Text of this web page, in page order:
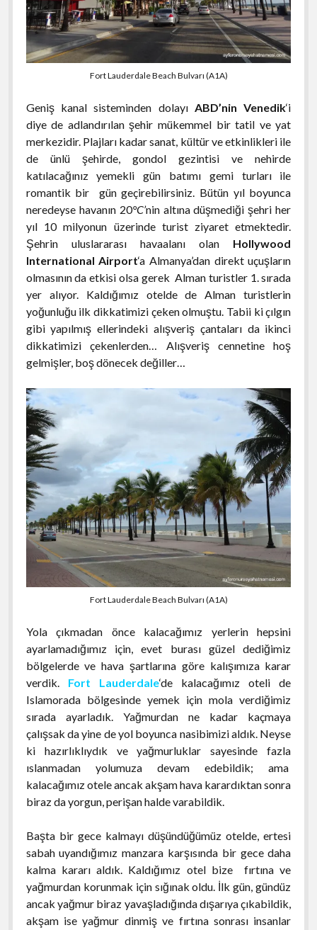
Destin Gezisi
Everglades National Park Gezisi
Fort Lauderdale Gezi Rehberi
Fort Myers Gezisi
Key West Gezi Rehberi
Miami Gezi ve Seyahat Rehberi
Miami’deki Festivaller
Naples Gezisi
Panama City Beach Gezi Notları
Saint Augustine Gezi Notları
Sanibel Island Gezisi
2014 Cherohala Skyway Gezisi
Asheville Gezi Notları
Cherokee Gezisi
Raleigh-Durham-Chapel Hill Gezisi
Las Vegas Gezi Rehberi
NEW JERSEY menüyü
aç
New Jersey Gezi ve Yaşam Rehberi
NEW YORK menüyü
New York City Gezi Rehberi
S. CAROLİNA menüyü
aç
Greenville Gezisi
Hilton Head Island
2013 Deals Gap Gezisi
2014 Memphis Gezisi
Chattanooga Gezisi
Gatlinburg Gezisi
Jack Daniels Gezisi
Nashville Gezisi
Memphis Gezi Rehberi
TEXAS menüyü
aç
Austin Gezisi
Dallas Gezisi
Houston Gezi Notları
WASHINGTON menüyü
aç
Seattle Gezi Rehberi
WASHINGTON DC
menüyü
aç
Washington DC Gezi Rehberi
Playa del Carmen
Puebla
Queretaro
San Blas
San Cristobal de las Casas
Tequila
Tulum
Tula – Pachuca
Pok-A-Tok
Atina Akropolisi
Akropolis Müzesi
Elafonisos Adası
Epidavros Gezisi
Monemvasia Gezisi
Edessa
Evia Adası
Ioannina (Yanya)
Meteora Gezisi
Parga
Selanik
Yunanistan Yaşam
Yunan Mutfağı
Yunanistan Motosiklet Rotaları
Yunanistan Türkiye Araçla Feribot Geçişi
Fort Lauderdale Beach Bulvarı (A1A)
Geniş kanal sisteminden dolayıABD’nin Venedik‘i
diye de adlandırılan şehir mükemmel bir tatil ve yat
merkezidir. Plajları kadar sanat, kültür ve etkinlikleri ile
de ünlü şehirde, gondol gezintisi ve nehirde
katılacağınız yemekli gün batımı gemi turları ile
romantik bir gün geçirebilirsiniz. Bütün yıl boyunca
neredeyse havanın 20°C’nin altına düşmediği şehri her
yıl 10 milyonun üzerinde turist ziyaret etmektedir.
Şehrin uluslararası havaalanı olan Hollywood
International Airport‘a Almanya’dan direkt uçuşların
olmasının da etkisi olsa gerek Alman turistler 1. sırada
yer alıyor. Kaldığımız otelde de Alman turistlerin
yoğunluğu ilk dikkatimizi çeken olmuştu. Tabii ki çılgın
gibi yapılmış ellerindeki alışveriş çantaları da ikinci
dikkatimizi çekenlerden… Alışveriş cennetine hoş
gelmişler, boş dönecek değiller…
Fort Lauderdale Beach Bulvarı (A1A)
Yola çıkmadan önce kalacağımız yerlerin hepsini
ayarlamadığımız için, evet burası güzel dediğimiz
bölgelerde ve hava şartlarına göre kalışımıza karar
verdik.Fort Lauderdale‘de kalacağımız oteli de
Islamorada bölgesinde yemek için mola verdiğimiz
sırada ayarladık. Yağmurdan ne kadar kaçmaya
çalışsak da yine de yol boyunca nasibimizi aldık. Neyse
ki hazırlıklıydık ve yağmurluklar sayesinde fazla
ıslanmadan yolumuza devam edebildik; ama
kalacağımız otele ancak akşam hava karardıktan sonra
biraz da yorgun, perişan halde varabildik.
Başta bir gece kalmayı düşündüğümüz otelde, ertesi
sabah uyandığımız manzara karşısında bir gece daha
kalma kararı aldık. Kaldığımız otel bize fırtına ve
yağmurdan korunmak için sığınak oldu. İlk gün, gündüz
ancak yağmur biraz yavaşladığında dışarıya çıkabildik,
akşam ise yağmur dinmiş ve fırtına sonrası insanlar